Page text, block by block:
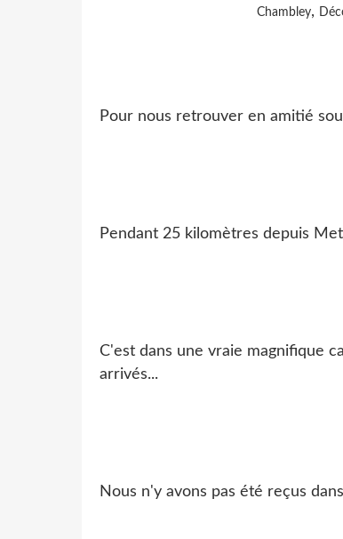
Chambley,
Pour nous retrouver en amitié
Pendant 25 kilomètres depuis
C'est dans une vraie magnifique
arrivés...
Nous n'y avons pas été reçus